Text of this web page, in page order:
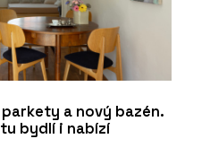
a nový bazén.
bydlí i nabízí